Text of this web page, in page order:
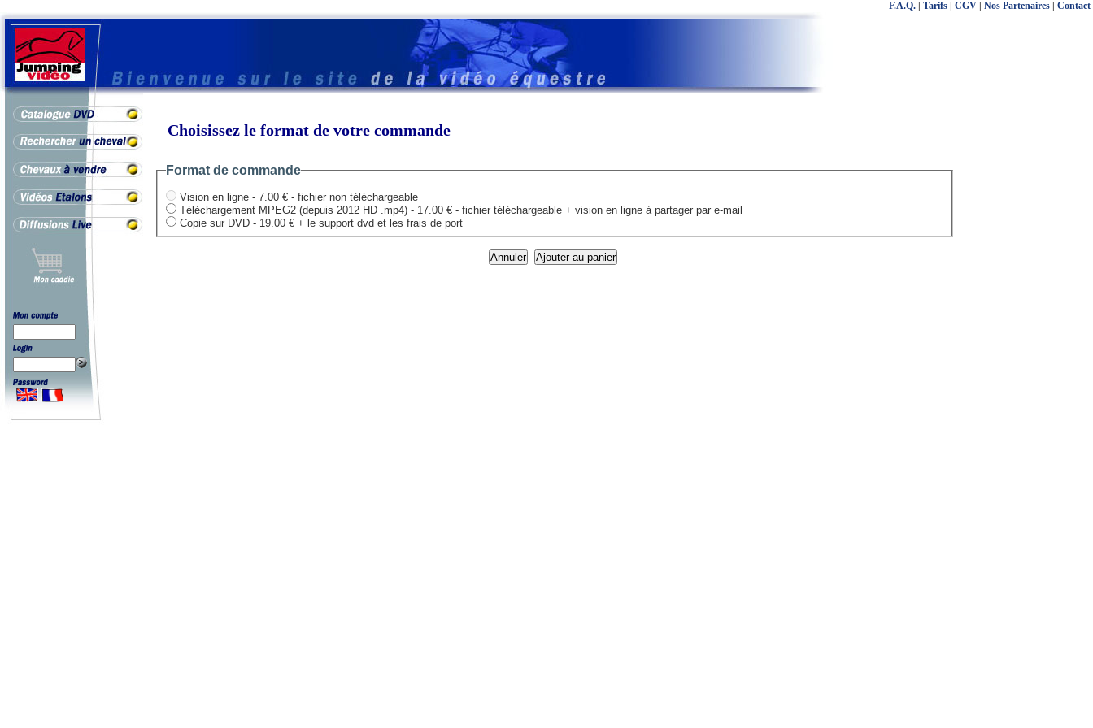
F.A.Q. Tarifs CGV Nos Partenaires Contact
Choisissez le format de votre commande
Format de commande
Vision en ligne - 7.00 € - fichier non téléchargeable
Téléchargement MPEG2 (depuis 2012 HD .mp4) - 17.00 € - fichier téléchargeable + vision en ligne à partager par e-mail
Copie sur DVD - 19.00 € + le support dvd et les frais de port